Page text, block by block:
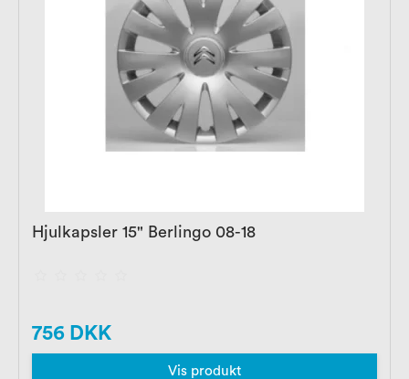
Hjulkapsler 15" Berlingo 08-18
756 DKK
Vis produkt